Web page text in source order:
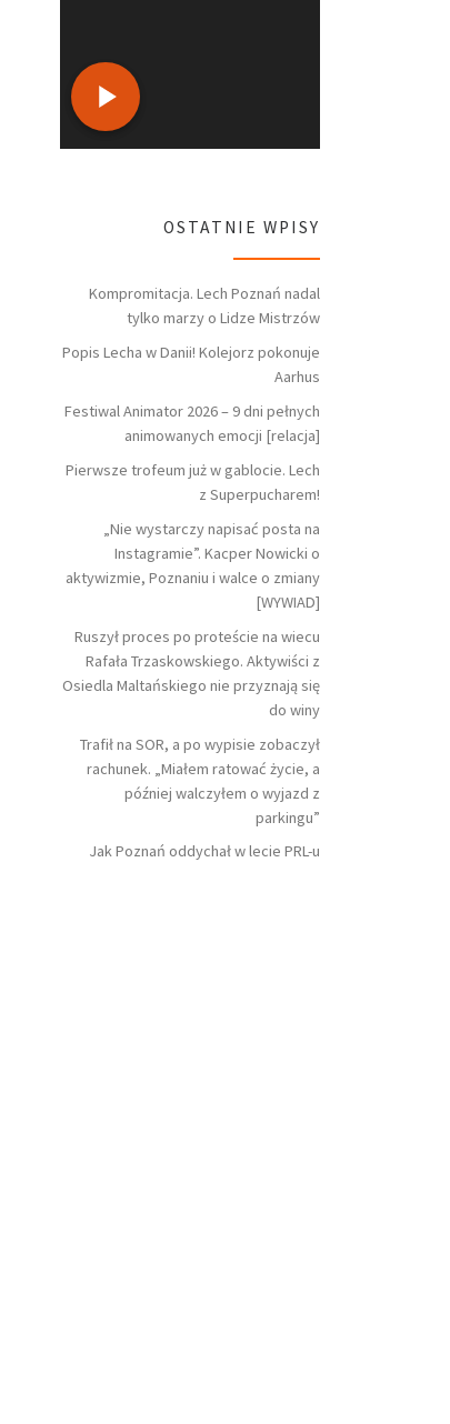
OSTATNIE WPISY
Kompromitacja. Lech Poznań nadal
tylko marzy o Lidze Mistrzów
Popis Lecha w Danii! Kolejorz pokonuje
Aarhus
Festiwal Animator 2026 – 9 dni pełnych
animowanych emocji [relacja]
Pierwsze trofeum już w gablocie. Lech
z Superpucharem!
„Nie wystarczy napisać posta na
Instagramie”. Kacper Nowicki o
aktywizmie, Poznaniu i walce o zmiany
[WYWIAD]
Ruszył proces po proteście na wiecu
Rafała Trzaskowskiego. Aktywiści z
Osiedla Maltańskiego nie przyznają się
do winy
Trafił na SOR, a po wypisie zobaczył
rachunek. „Miałem ratować życie, a
później walczyłem o wyjazd z
parkingu”
Jak Poznań oddychał w lecie PRL-u